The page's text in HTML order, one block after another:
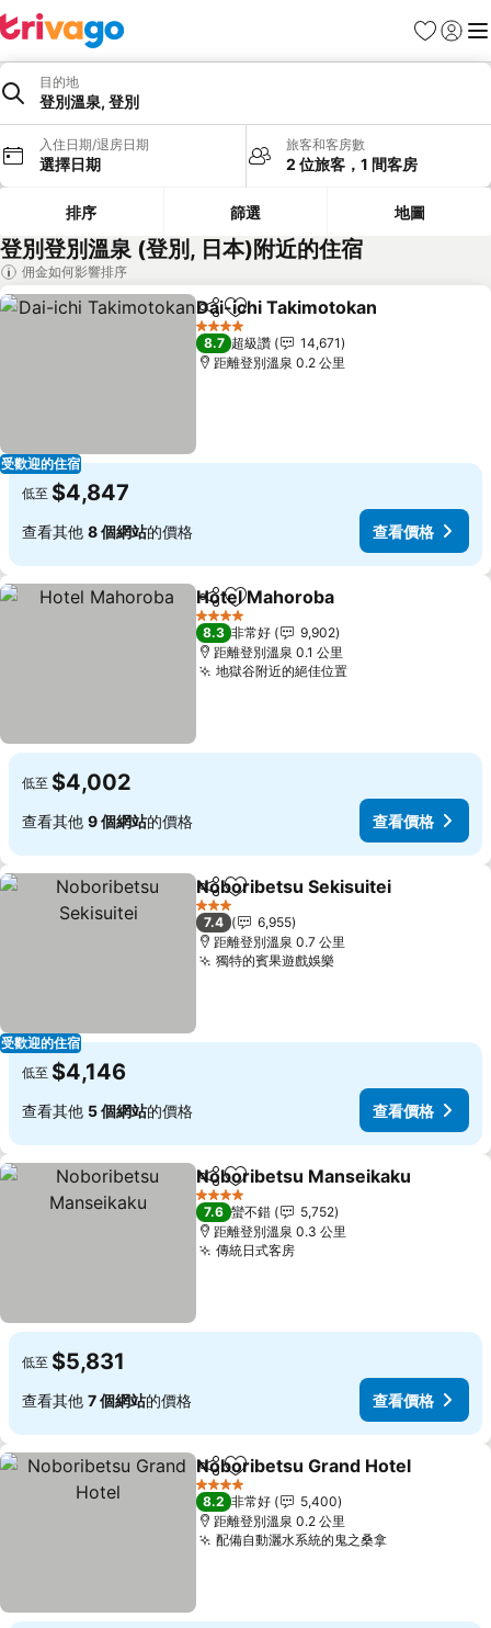
我的最愛
登入 選
目的地
登別溫泉, 登別
入住日期/退房日期
選擇日期
旅客和客房數
2 位旅客，1 間客房
排序 篩選 地圖
登別登別溫泉 (登別, 日本)附近的住宿
佣金如何影響排序
受歡迎的住宿
分享 加入我的最愛
Dai-ichi Takimotokan
4 星級
8.7 超級讚
14,671
距離登別溫泉 0.2 公里
低至 $4,847
查看其他 8 個網站的價格 查看價格
分享 加入我的最愛
Hotel Mahoroba
4 星級
8.3 非常好
9,902
距離登別溫泉 0.1 公里
地獄谷附近的絕佳位置
低至 $4,002
查看其他 9 個網站的價格 查看價格
受歡迎的住宿
分享 加入我的最愛
Noboribetsu Sekisuitei
3 星級
7.4
6,955
距離登別溫泉 0.7 公里
獨特的賓果遊戲娛樂
低至 $4,146
查看其他 5 個網站的價格 查看價格
分享 加入我的最愛
Noboribetsu Manseikaku
4 星級
7.6 蠻不錯
5,752
距離登別溫泉 0.3 公里
傳統日式客房
低至 $5,831
查看其他 7 個網站的價格 查看價格
分享 加入我的最愛
Noboribetsu Grand Hotel
4 星級
8.2 非常好
5,400
距離登別溫泉 0.2 公里
配備自動灑水系統的鬼之桑拿